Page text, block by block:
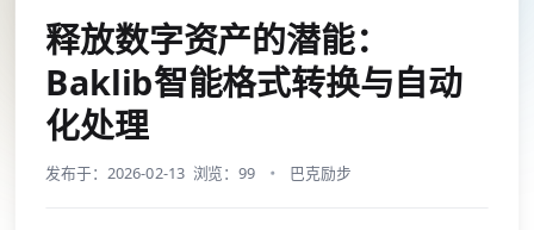
释放数字资产的潜能：
Baklib智能格式转换与自动
化处理
发布于：2026-02-13 浏览：99 巴克励步